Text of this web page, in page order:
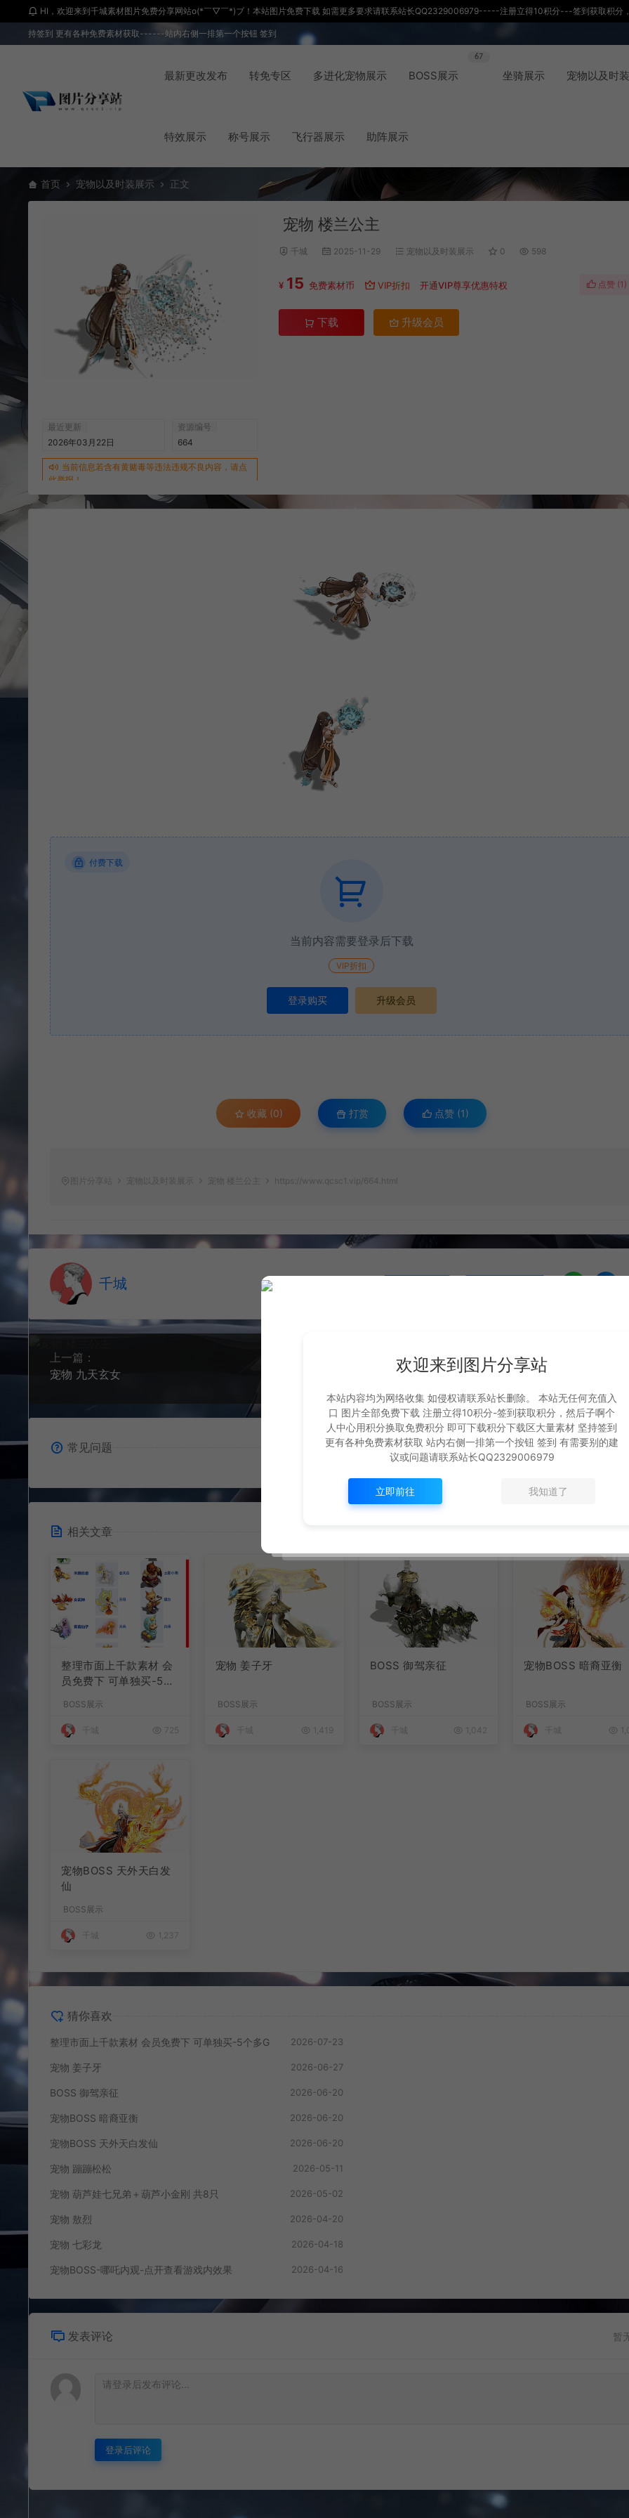
HI，欢迎来到千城素材图片免费分享网站o(*￣▽￣*)ブ！本站图片免费下载 如需更多要求请联系站长QQ2329006979-----注册立得10积分---签到获取积分
持签到 更有各种免费素材获取------站内右侧一排第一个按钮 签到
最新更改发布 转免专区 多进化宠物展示 BOSS展示
67
坐骑展示 宠物以及时
特效展示 称号展示 飞行器展示 助阵展示
首页 宠物以及时装展示 正文
最近更新
2026年03月22日
资源编号
664
当前信息若含有黄赌毒等违法违规不良内容，请点
此举报！
宠物 楼兰公主
千城 2025-11-29 宠物以及时装展示 0 598
¥ 15 免费素材币 VIP折扣 开通VIP尊享优惠特权 点赞 (1 )
下载 升级会员
付费下载
当前内容需要登录后下载
VIP折扣
登录购买 升级会员
收藏 (0) 打赏 点赞 (1)
图片分享站 宠物以及时装展示 宠物 楼兰公主 https://www.qcsc1.vip/664.html
千城
上一篇：
宠物 九天玄女
下一篇：
宠物 时装 执笔绘画男
常见问题
相关文章
整理市面上千款素材 会
员免费下 可单独买-5个
BOSS展示
725
宠物 姜子牙
BOSS展示
1,419
BOSS 御驾亲征
BOSS展示
1,042
宠物BOSS 暗裔亚衡
BOSS展示
宠物BOSS 天外天白发
仙
BOSS展示
1,237
猜你喜欢
整理市面上千款素材 会员免费下 可单独买-5个多G 2026-07-23
宠物 姜子牙 2026-06-27
BOSS 御驾亲征 2026-06-20
宠物BOSS 暗裔亚衡 2026-06-20
宠物BOSS 天外天白发仙 2026-06-20
宠物 蹦蹦松松 2026-05-11
宠物 葫芦娃七兄弟＋葫芦小金刚 共8只 2026-05-02
宠物 敖烈 2026-04-20
宠物 七彩龙 2026-04-18
宠物BOSS-哪吒内观-点开查看游戏内效果 2026-04-16
发表评论 暂
登录后评论
欢迎来到图片分享站
本站内容均为网络收集 如侵权请联系站长删除。 本站无任何充值入
口 图片全部免费下载 注册立得10积分-签到获取积分，然后子啊个
人中心用积分换取免费积分 即可下载积分下载区大量素材 坚持签到
更有各种免费素材获取 站内右侧一排第一个按钮 签到 有需要别的建
议或问题请联系站长QQ2329006979
立即前往 我知道了